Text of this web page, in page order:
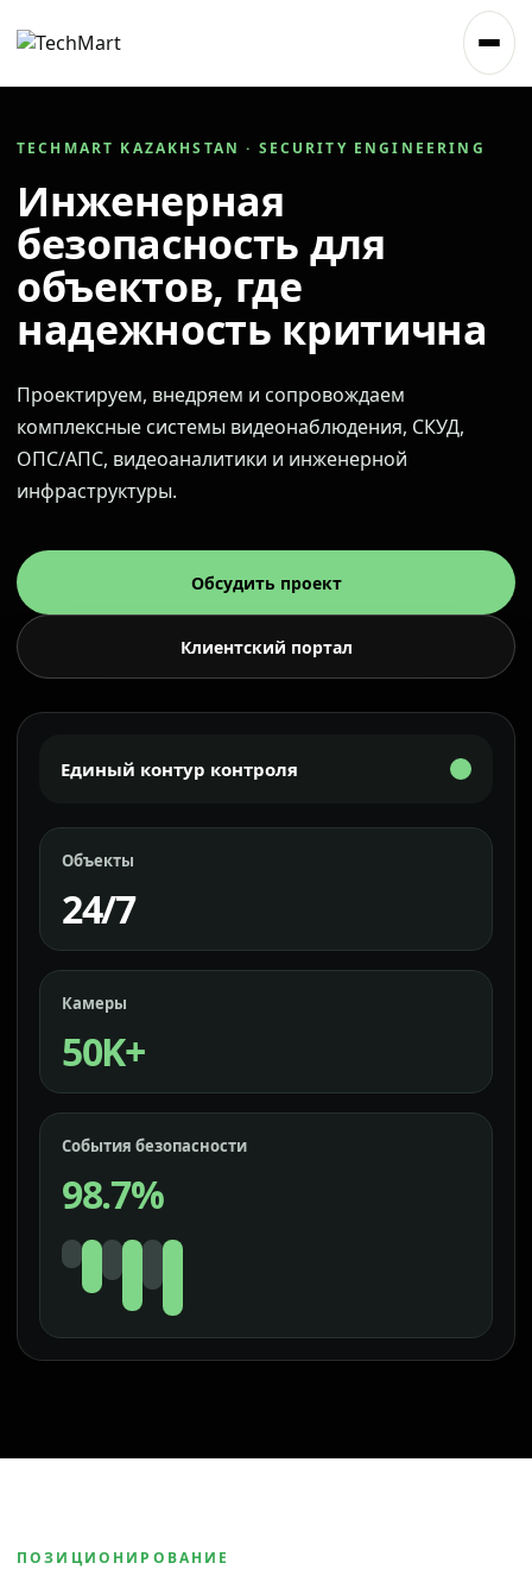
TECHMART KAZAKHSTAN · SECURITY ENGINEERING
Инженерная
безопасность для
объектов, где
надежность критична
Проектируем, внедряем и сопровождаем
комплексные системы видеонаблюдения, СКУД,
ОПС/АПС, видеоаналитики и инженерной
инфраструктуры.
Обсудить проект
Клиентский портал
Единый контур контроля
Объекты
24/7
Камеры
50K+
События безопасности
98.7%
ПОЗИЦИОНИРОВАНИЕ